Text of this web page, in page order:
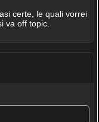
certe, le quali vorrei
va off topic.